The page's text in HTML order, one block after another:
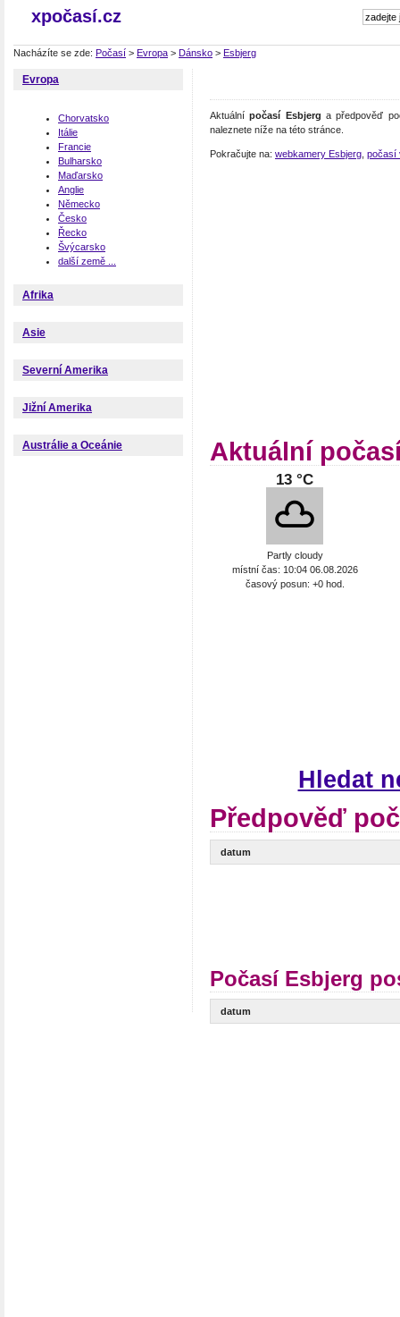
xpočasí.cz
Nacházíte se zde: Počasí > Evropa > Dánsko > Esbjerg
Evropa
Chorvatsko
Itálie
Francie
Bulharsko
Maďarsko
Anglie
Německo
Česko
Řecko
Švýcarsko
další země ...
Afrika
Asie
Severní Amerika
Jižní Amerika
Austrálie a Oceánie
Aktuálnípočasí Esbjerg a předpověď
naleznete níže na této stránce.
Pokračujte na: webkamery Esbjerg počasí
Aktuální
13 °C
Partly cloudy
místní čas: 10:04 06.08.2026
časový posun: +0 hod.
Hledat
Předpověď
datum
Počasí Esbjerg
datum